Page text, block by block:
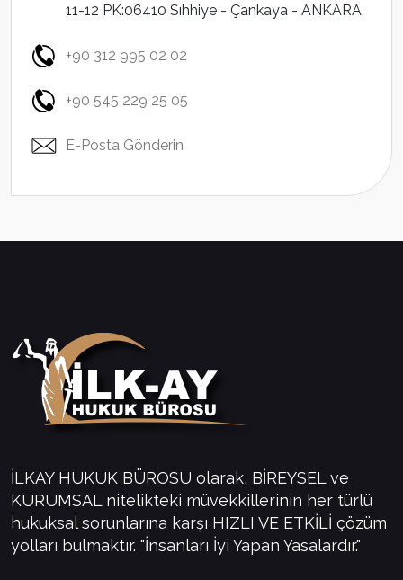
11-12 PK:06410 Sıhhiye - Çankaya - ANKARA
+90 312 995 02 02
+90 545 229 25 05
E-Posta Gönderin
İLKAY HUKUK BÜROSU olarak, BİREYSEL ve
KURUMSAL nitelikteki müvekkillerinin her türlü
hukuksal sorunlarına karşı HIZLI VE ETKİLİ çözüm
yolları bulmaktır. "İnsanları İyi Yapan Yasalardır."